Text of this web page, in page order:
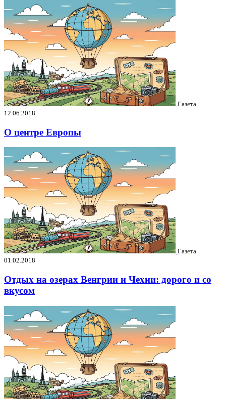
Газета
12.06.2018
О центре Европы
Газета
01.02.2018
Отдых на озерах Венгрии и Чехии: дорого и со
вкусом